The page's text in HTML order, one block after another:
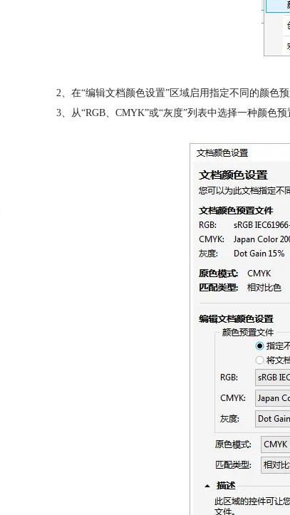
2、在“编辑文档颜色设置”区域启用指定不同的颜色预
3、从“RGB、CMYK”或“灰度”列表中选择一种颜色预